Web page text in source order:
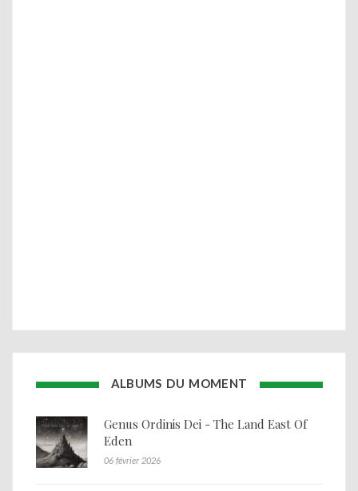
ALBUMS DU MOMENT
Genus Ordinis Dei - The Land East Of
Eden
06 février 2026